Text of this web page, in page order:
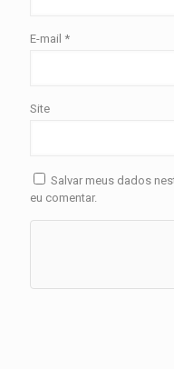
E-mail *
Site
Salvar meus dados
eu comentar.